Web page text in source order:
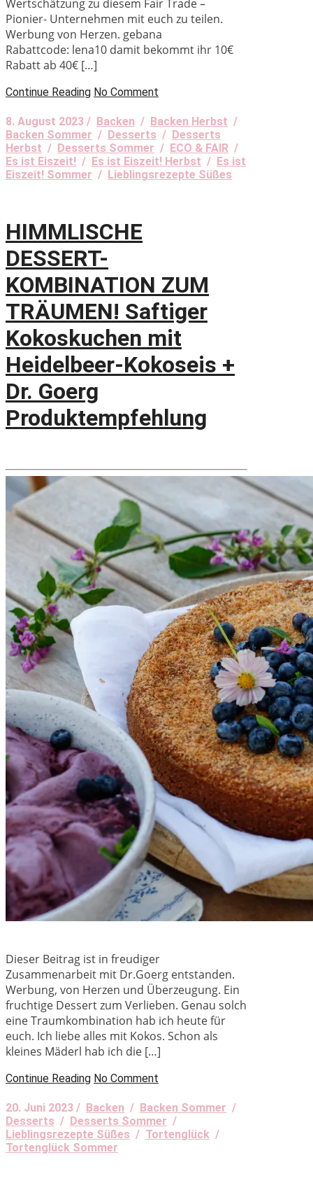
Wertschätzung zu diesem Fair Trade –
Pionier- Unternehmen mit euch zu teilen.
Werbung von Herzen. gebana
Rabattcode: lena10 damit bekommt ihr 10€
Rabatt ab 40€ […]
Continue Reading No Comment
8. August 2023 / Backen / Backen Herbst /
Backen Sommer / Desserts / Desserts
Herbst / Desserts Sommer / ECO & FAIR /
Es ist Eiszeit! / Es ist Eiszeit! Herbst / Es ist
Eiszeit! Sommer / Lieblingsrezepte Süßes
HIMMLISCHE
DESSERT-
KOMBINATION ZUM
TRÄUMEN! Saftiger
Kokoskuchen mit
Heidelbeer-Kokoseis +
Dr. Goerg
Produktempfehlung
Dieser Beitrag ist in freudiger
Zusammenarbeit mit Dr.Goerg entstanden.
Werbung, von Herzen und Überzeugung. Ein
fruchtige Dessert zum Verlieben. Genau solch
eine Traumkombination hab ich heute für
euch. Ich liebe alles mit Kokos. Schon als
kleines Mäderl hab ich die […]
Continue Reading No Comment
20. Juni 2023 / Backen / Backen Sommer /
Desserts / Desserts Sommer /
Lieblingsrezepte Süßes / Tortenglück /
Tortenglück Sommer